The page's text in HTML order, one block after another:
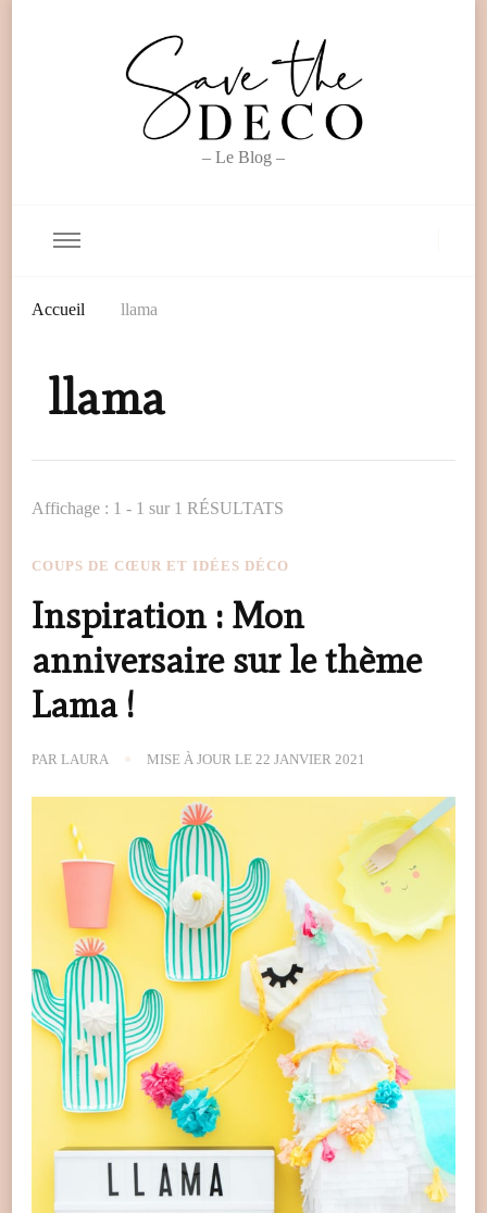
– Le Blog –
Accueil llama
llama
Affichage : 1 - 1 sur 1 RÉSULTATS
COUPS DE CŒUR ET IDÉES DÉCO
Inspiration : Mon
anniversaire sur le thème
Lama !
PAR LAURA MISE À JOUR LE 22 JANVIER 2021